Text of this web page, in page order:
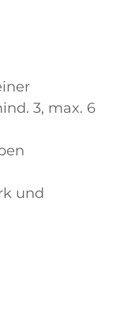
3, max. 6
und